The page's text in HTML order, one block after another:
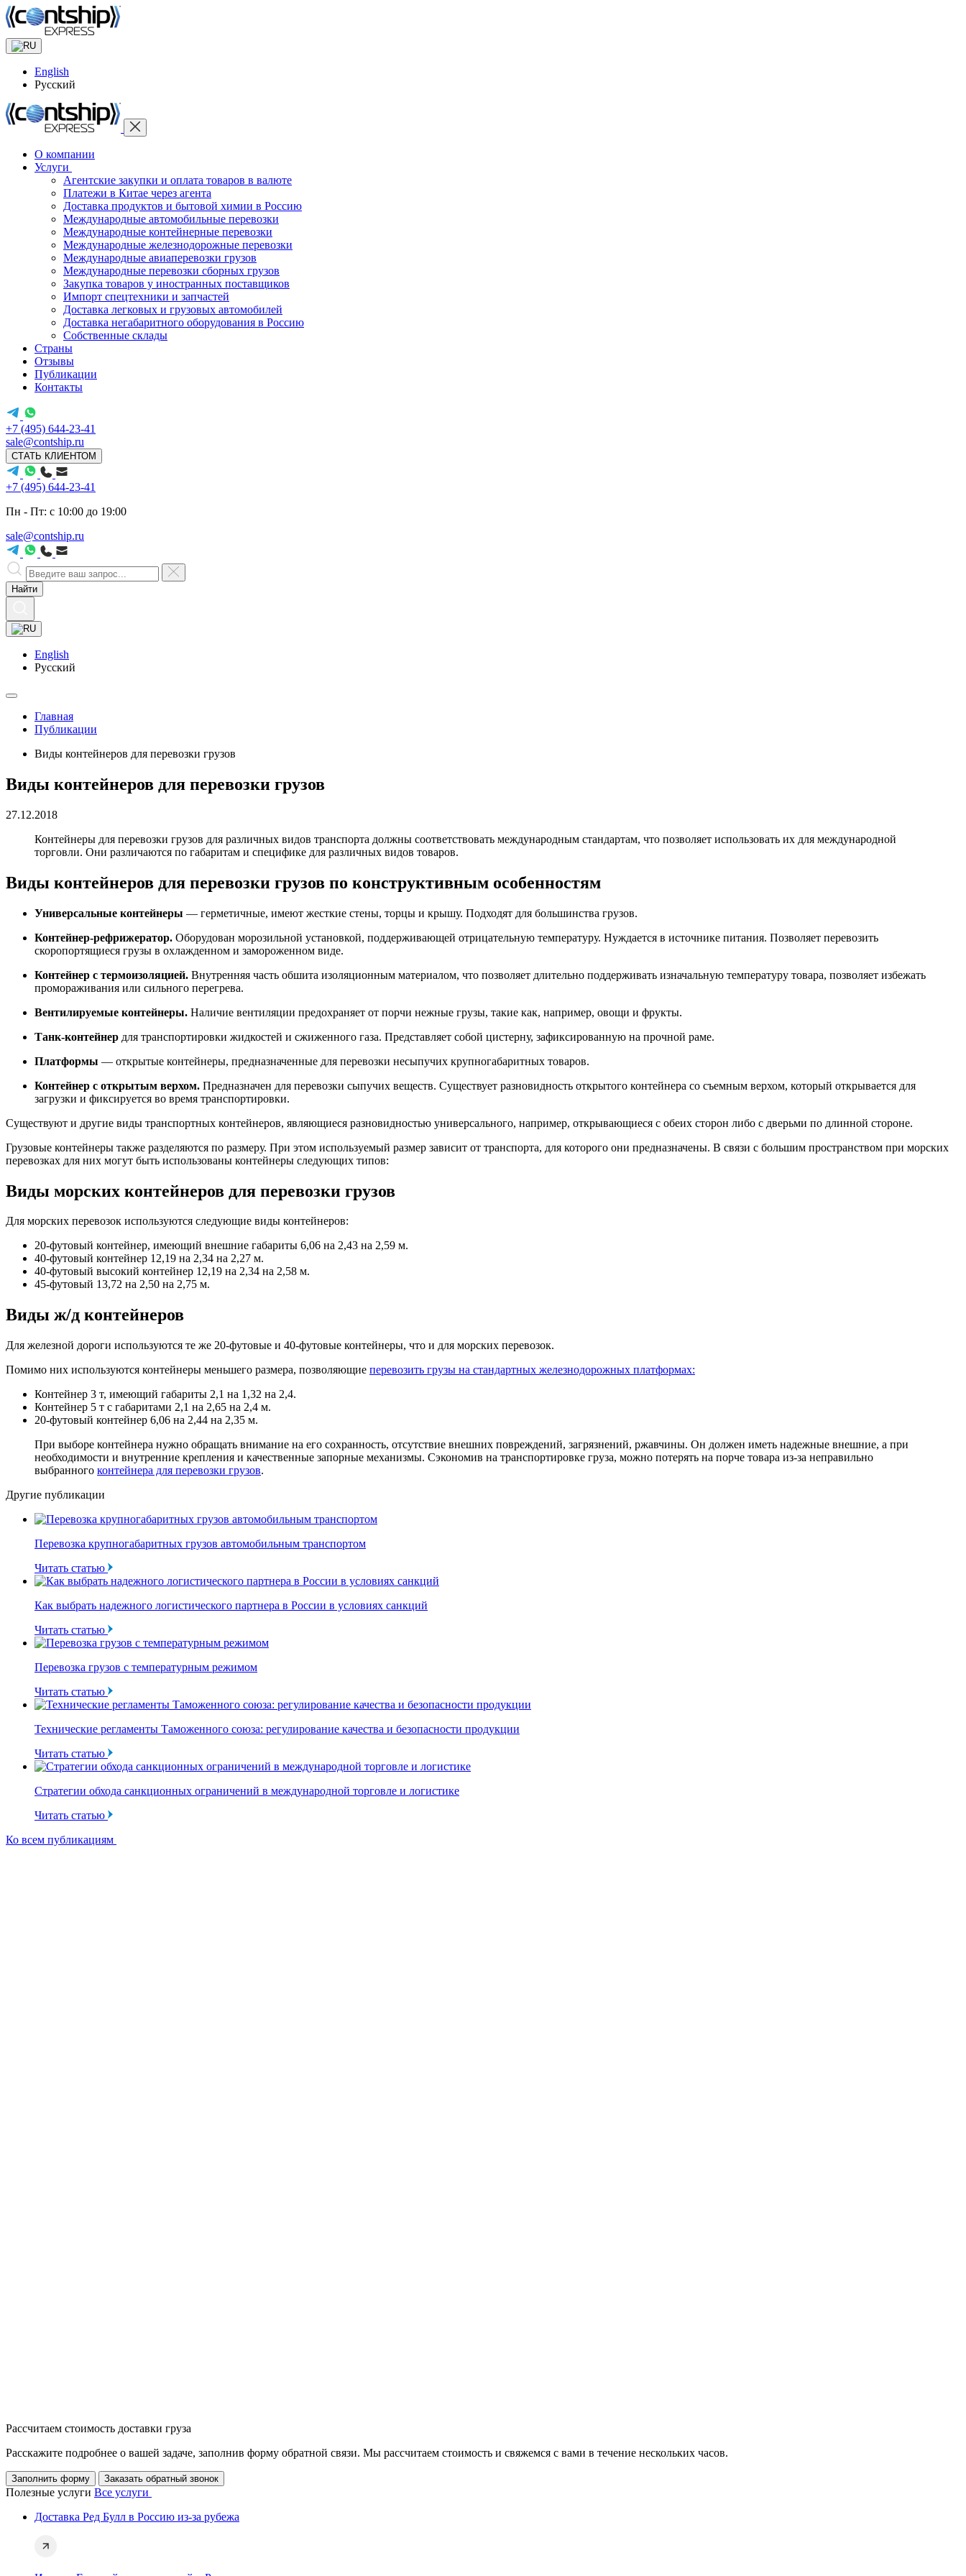
English
Русский
О компании
Услуги
Агентские закупки и оплата товаров в валюте
Платежи в Китае через агента
Доставка продуктов и бытовой химии в Россию
Международные автомобильные перевозки
Международные контейнерные перевозки
Международные железнодорожные перевозки
Международные авиаперевозки грузов
Международные перевозки сборных грузов
Закупка товаров у иностранных поставщиков
Импорт спецтехники и запчастей
Доставка легковых и грузовых автомобилей
Доставка негабаритного оборудования в Россию
Собственные склады
Страны
Отзывы
Публикации
Контакты
+7 (495) 644-23-41
sale@contship.ru
СТАТЬ КЛИЕНТОМ
+7 (495) 644-23-41
Пн - Пт: с 10:00 до 19:00
sale@contship.ru
Найти
English
Русский
Главная
Публикации
Виды контейнеров для перевозки грузов
Виды контейнеров для перевозки грузов
27.12.2018
Контейнеры для перевозки грузов для различных видов транспорта должны соответствовать международным стандартам, что позволяет использовать их для международной
торговли. Они различаются по габаритам и специфике для различных видов товаров.
Виды контейнеров для перевозки грузов по конструктивным особенностям
Универсальные контейнеры — герметичные, имеют жесткие стены, торцы и крышу. Подходят для большинства грузов.
Контейнер-рефрижератор. Оборудован морозильной установкой, поддерживающей отрицательную температуру. Нуждается в источнике питания. Позволяет перевозить
скоропортящиеся грузы в охлажденном и замороженном виде.
Контейнер с термоизоляцией. Внутренняя часть обшита изоляционным материалом, что позволяет длительно поддерживать изначальную температуру товара, позволяет избежать
промораживания или сильного перегрева.
Вентилируемые контейнеры. Наличие вентиляции предохраняет от порчи нежные грузы, такие как, например, овощи и фрукты.
Танк-контейнер для транспортировки жидкостей и сжиженного газа. Представляет собой цистерну, зафиксированную на прочной раме.
Платформы — открытые контейнеры, предназначенные для перевозки несыпучих крупногабаритных товаров.
Контейнер с открытым верхом. Предназначен для перевозки сыпучих веществ. Существует разновидность открытого контейнера со съемным верхом, который открывается для
загрузки и фиксируется во время транспортировки.
Существуют и другие виды транспортных контейнеров, являющиеся разновидностью универсального, например, открывающиеся с обеих сторон либо с дверьми по длинной стороне.
Грузовые контейнеры также разделяются по размеру. При этом используемый размер зависит от транспорта, для которого они предназначены. В связи с большим пространством при морских
перевозках для них могут быть использованы контейнеры следующих типов:
Виды морских контейнеров для перевозки грузов
Для морских перевозок используются следующие виды контейнеров:
20-футовый контейнер, имеющий внешние габариты 6,06 на 2,43 на 2,59 м.
40-футовый контейнер 12,19 на 2,34 на 2,27 м.
40-футовый высокий контейнер 12,19 на 2,34 на 2,58 м.
45-футовый 13,72 на 2,50 на 2,75 м.
Виды ж/д контейнеров
Для железной дороги используются те же 20-футовые и 40-футовые контейнеры, что и для морских перевозок.
Помимо них используются контейнеры меньшего размера, позволяющие перевозить грузы на стандартных железнодорожных платформах:
Контейнер 3 т, имеющий габариты 2,1 на 1,32 на 2,4.
Контейнер 5 т с габаритами 2,1 на 2,65 на 2,4 м.
20-футовый контейнер 6,06 на 2,44 на 2,35 м.
При выборе контейнера нужно обращать внимание на его сохранность, отсутствие внешних повреждений, загрязнений, ржавчины. Он должен иметь надежные внешние, а при
необходимости и внутренние крепления и качественные запорные механизмы. Сэкономив на транспортировке груза, можно потерять на порче товара из-за неправильно
выбранного контейнера для перевозки грузов.
Другие публикации
Перевозка крупногабаритных грузов автомобильным транспортом
Читать статью
Как выбрать надежного логистического партнера в России в условиях санкций
Читать статью
Перевозка грузов с температурным режимом
Читать статью
Технические регламенты Таможенного союза: регулирование качества и безопасности продукции
Читать статью
Стратегии обхода санкционных ограничений в международной торговле и логистике
Читать статью
Ко всем публикациям
Рассчитаем стоимость доставки груза
Расскажите подробнее о вашей задаче, заполнив форму обратной связи. Мы рассчитаем стоимость и свяжемся с вами в течение нескольких часов.
Заполнить форму Заказать обратный звонок
Полезные услуги Все услуги
Доставка Ред Булл в Россию из-за рубежа